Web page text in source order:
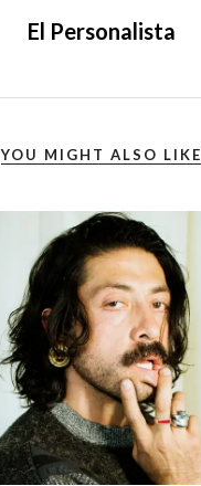
El Personalista
YOU MIGHT ALSO LIKE